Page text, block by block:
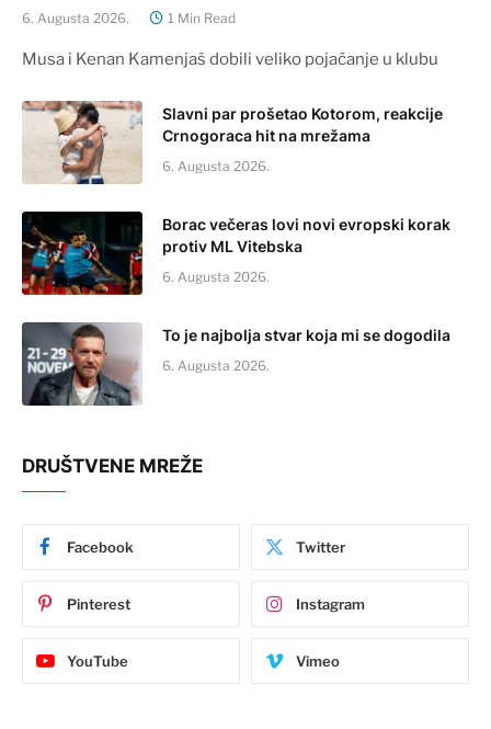
6. Augusta 2026. 1 Min Read
Musa i Kenan Kamenjaš dobili veliko pojačanje u klubu
Slavni par prošetao Kotorom, reakcije
Crnogoraca hit na mrežama
6. Augusta 2026.
Borac večeras lovi novi evropski korak
protiv ML Vitebska
6. Augusta 2026.
To je najbolja stvar koja mi se dogodila
6. Augusta 2026.
DRUŠTVENE MREŽE
Facebook Twitter
Pinterest Instagram
YouTube Vimeo